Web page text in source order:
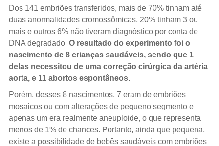
Dos 141 embriões transferidos, mais de 70% tinham até
duas anormalidades cromossômicas, 20% tinham 3 ou
mais e outros 6% não tiveram diagnóstico por conta de
DNA degradado. O resultado do experimento foi o
nascimento de 8 crianças saudáveis, sendo que 1
delas necessitou de uma correção cirúrgica da artéria
aorta, e 11 abortos espontâneos.
Porém, desses 8 nascimentos, 7 eram de embriões
mosaicos ou com alterações de pequeno segmento e
apenas um era realmente aneuploide, o que representa
menos de 1% de chances. Portanto, ainda que pequena,
existe a possibilidade de bebês saudáveis com embriões